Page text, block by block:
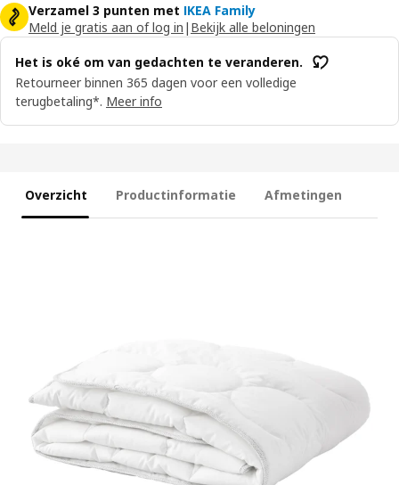
Verzamel 3 punten met IKEA Family
Meld je gratis aan of log in | Bekijk alle beloningen
Het is oké om van gedachten te veranderen.
Retourneer binnen 365 dagen voor een volledige
terugbetaling*. Meer info
Overzicht Productinformatie Afmetingen